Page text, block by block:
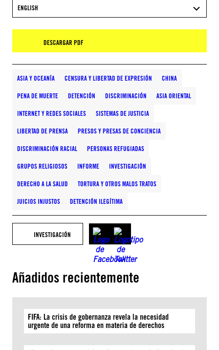
ENGLISH
DESCARGAR PDF
ASIA Y OCEANÍA CENSURA Y LIBERTAD DE EXPRESIÓN CHINA
PENA DE MUERTE DETENCIÓN DISCRIMINACIÓN ASIA ORIENTAL
INTERNET Y REDES SOCIALES SISTEMAS DE JUSTICIA
LIBERTAD DE PRENSA PRESOS Y PRESAS DE CONCIENCIA
DISCRIMINACIÓN RACIAL PERSONAS REFUGIADAS
GRUPOS RELIGIOSOS INFORME INVESTIGACIÓN
DERECHO A LA SALUD TORTURA Y OTROS MALOS TRATOS
JUICIOS INJUSTOS DETENCIÓN ILEGÍTIMA
INVESTIGACIÓN
Añadidos recientemente
FIFA: La crisis de gobernanza revela la necesidad
urgente de una reforma en materia de derechos